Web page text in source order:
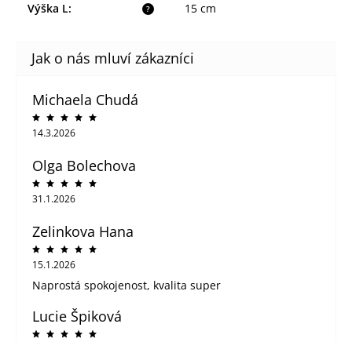
?
Výška L: 15 cm
Michaela Chudá
14.3.2026
Olga Bolechova
31.1.2026
Zelinkova Hana
15.1.2026
Naprostá spokojenost, kvalita super
Lucie Špiková